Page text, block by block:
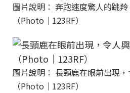
圖片說明： 奔跑速度驚人的跳羚
（Photo│123RF）
圖片說明： 長頸鹿在眼前出現，
（Photo│123RF）